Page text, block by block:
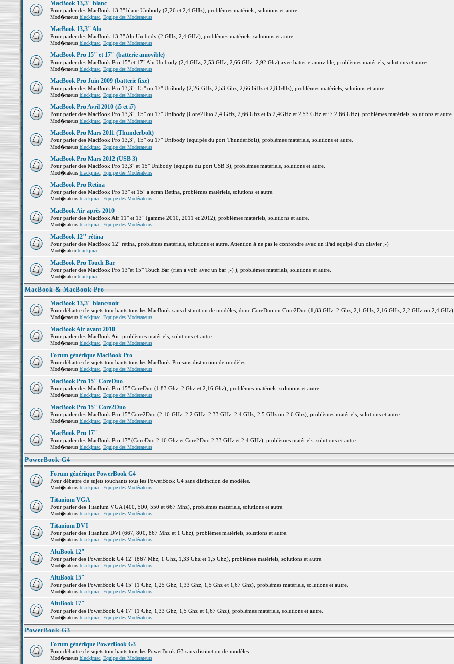
MacBook 13,3" blanc
Pour parler des MacBook 13,3" blanc Unibody (2,26 et 2,4 GHz), problèmes matériels, solutions et autre.
Mod�rateurs blackjmac, Equipe des Modérateurs
MacBook 13,3" Alu
Pour parler des MacBook 13,3" Alu Unibody (2 GHz, 2,4 GHz), problèmes matériels, solutions et autre.
Mod�rateurs blackjmac, Equipe des Modérateurs
MacBook Pro 15" et 17" (batterie amovible)
Pour parler des MacBook Pro 15" et 17" Alu Unibody (2,4 GHz, 2,53 GHz, 2,66 GHz, 2,92 Ghz) avec batterie amovible, problèmes matériels, solutions et autre.
Mod�rateurs blackjmac, Equipe des Modérateurs
MacBook Pro Juin 2009 (batterie fixe)
Pour parler des MacBook Pro 13,3", 15" ou 17" Unibody (2,26 GHz, 2,53 Ghz, 2,66 GHz et 2,8 GHz), problèmes matériels, solutions et autre.
Mod�rateurs blackjmac, Equipe des Modérateurs
MacBook Pro Avril 2010 (i5 et i7)
Pour parler des MacBook Pro 13,3", 15" ou 17" Unibody (Core2Duo 2,4 GHz, 2,66 Ghz et i5 2,4GHz et 2,53 GHz et i7 2,66 GHz), problèmes matériels, solutions et autre.
Mod�rateurs blackjmac, Equipe des Modérateurs
MacBook Pro Mars 2011 (Thunderbolt)
Pour parler des MacBook Pro 13,3", 15" ou 17" Unibody (équipés du port ThunderBolt), problèmes matériels, solutions et autre.
Mod�rateurs blackjmac, Equipe des Modérateurs
MacBook Pro Mars 2012 (USB 3)
Pour parler des MacBook Pro 13,3" et 15" Unibody (équipés du port USB 3), problèmes matériels, solutions et autre.
Mod�rateurs blackjmac, Equipe des Modérateurs
MacBook Pro Retina
Pour parler des MacBook Pro 13" et 15" a écran Retina, problèmes matériels, solutions et autre.
Mod�rateurs blackjmac, Equipe des Modérateurs
MacBook Air après 2010
Pour parler des MacBook Air 11" et 13" (gamme 2010, 2011 et 2012), problèmes matériels, solutions et autre.
Mod�rateurs blackjmac, Equipe des Modérateurs
MacBook 12" rétina
Pour parler des MacBook 12" rétina, problèmes matériels, solutions et autre. Attention à ne pas le confondre avec un iPad équipé d'un clavier ;-)
Mod�rateurblackjmac
MacBook Pro Touch Bar
Pour parler des MacBook Pro 13"et 15" Touch Bar (rien à voir avec un bar ;-) ), problèmes matériels, solutions et autre.
Mod�rateurblackjmac
MacBook & MacBook Pro
MacBook 13,3" blanc/noir
Pour débattre de sujets touchants tous les MacBook sans distinction de modèles, donc CoreDuo ou Core2Duo (1,83 GHz, 2 Ghz, 2,1 GHz, 2,16 GHz, 2,2 GHz ou 2,4 GHz).
Mod�rateurs blackjmac, Equipe des Modérateurs
MacBook Air avant 2010
Pour parler des MacBook Air, problèmes matériels, solutions et autre.
Mod�rateurs blackjmac, Equipe des Modérateurs
Forum générique MacBook Pro
Pour débattre de sujets touchants tous les MacBook Pro sans distinction de modèles.
Mod�rateurs blackjmac, Equipe des Modérateurs
MacBook Pro 15" CoreDuo
Pour parler des MacBook Pro 15" CoreDuo (1,83 Ghz, 2 Ghz et 2,16 Ghz), problèmes matériels, solutions et autre.
Mod�rateurs blackjmac, Equipe des Modérateurs
MacBook Pro 15" Core2Duo
Pour parler des MacBook Pro 15" Core2Duo (2,16 GHz, 2,2 GHz, 2,33 GHz, 2,4 GHz, 2,5 GHz ou 2,6 Ghz), problèmes matériels, solutions et autre.
Mod�rateurs blackjmac, Equipe des Modérateurs
MacBook Pro 17"
Pour parler des MacBook Pro 17" (CoreDuo 2,16 Ghz et Core2Duo 2,33 GHz et 2,4 GHz), problèmes matériels, solutions et autre.
Mod�rateurs blackjmac, Equipe des Modérateurs
PowerBook G4
Forum générique PowerBook G4
Pour débattre de sujets touchants tous les PowerBook G4 sans distinction de modèles.
Mod�rateurs blackjmac, Equipe des Modérateurs
Titanium VGA
Pour parler des Titanium VGA (400, 500, 550 et 667 Mhz), problèmes matériels, solutions et autre.
Mod�rateurs blackjmac, Equipe des Modérateurs
Titanium DVI
Pour parler des Titanium DVI (667, 800, 867 Mhz et 1 Ghz), problèmes matériels, solutions et autre.
Mod�rateurs blackjmac, Equipe des Modérateurs
AluBook 12"
Pour parler des PowerBook G4 12" (867 Mhz, 1 Ghz, 1,33 Ghz et 1,5 Ghz), problèmes matériels, solutions et autre.
Mod�rateurs blackjmac, Equipe des Modérateurs
AluBook 15"
Pour parler des PowerBook G4 15" (1 Ghz, 1,25 Ghz, 1,33 Ghz, 1,5 Ghz et 1,67 Ghz), problèmes matériels, solutions et autre.
Mod�rateurs blackjmac, Equipe des Modérateurs
AluBook 17"
Pour parler des PowerBook G4 17" (1 Ghz, 1,33 Ghz, 1,5 Ghz et 1,67 Ghz), problèmes matériels, solutions et autre.
Mod�rateurs blackjmac, Equipe des Modérateurs
PowerBook G3
Forum générique PowerBook G3
Pour débattre de sujets touchants tous les PowerBook G3 sans distinction de modèles.
Mod�rateurs blackjmac, Equipe des Modérateurs